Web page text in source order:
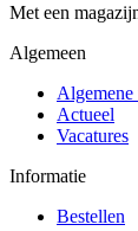
Met een
Algemeen
Algemene
Actueel
Vacatures
Informatie
Bestellen